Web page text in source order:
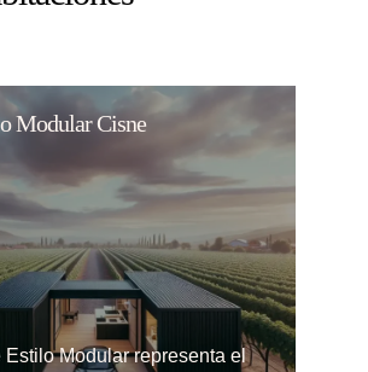
Modular Cisne
Modular representa el